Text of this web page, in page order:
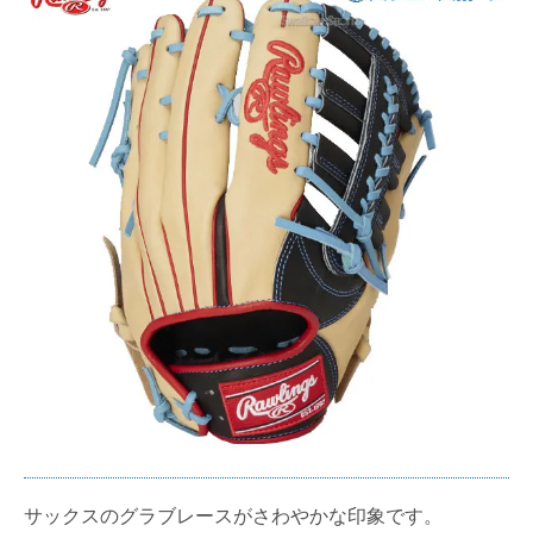
サックスのグラブレースがさわやかな印象です。